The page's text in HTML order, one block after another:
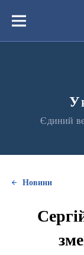
вмістуМеню
Єдиний
Новини